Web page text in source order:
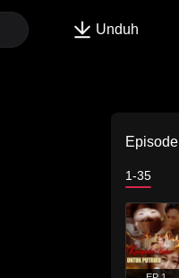
Unduh
Episode
1-35